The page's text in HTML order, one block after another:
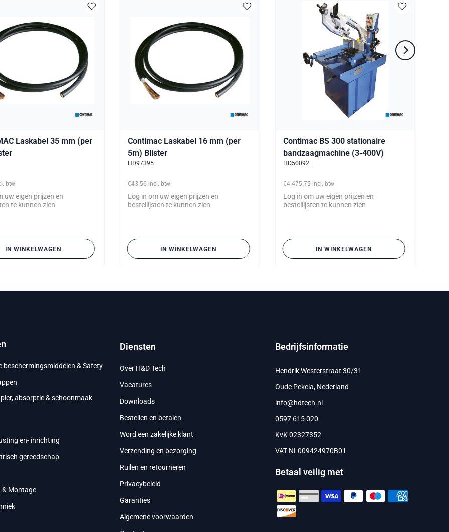
Laskabel 35 mm (per
btw
uw eigen prijzen en
te kunnen zien
IN WINKELWAGEN
Contimac Laskabel 16 mm (per
5m) Blister
HD97395
€43,56 incl. btw
Log in om uw eigen prijzen en
bestellijsten te kunnen zien
IN WINKELWAGEN
Contimac BS 300 stationaire
bandzaagmachine (3-400V)
HD50092
€4.475,79 incl. btw
Log in om uw eigen prijzen en
bestellijsten te kunnen zien
IN WINKELWAGEN
beschermingsmiddelen & Safety
absorptie & schoonmaak
en- inrichting
gereedschap
& Montage
Diensten
Over H&D Tech
Vacatures
Downloads
Bestellen en betalen
Word een zakelijke klant
Verzending en bezorging
Ruilen en retourneren
Privacybeleid
Garanties
Algemene voorwaarden
Bedrijfsinformatie
Hendrik Westerstraat 30/31
Oude Pekela, Nederland
info@hdtech.nl
0597 615 020
KvK 02327352
VAT NL009424970B01
Betaal veilig met